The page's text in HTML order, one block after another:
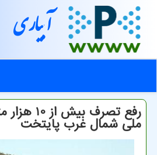
آبیاری
رفع تصرف
ملی شمال غرب پایتخت